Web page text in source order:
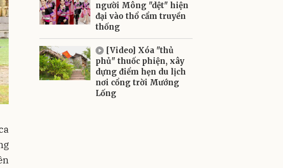
người Mông "dệt" hiện
đại vào thổ cẩm truyền
thống
[Video] Xóa "thủ
phủ" thuốc phiện, xây
dựng điểm hẹn du lịch
nơi cổng trời Mướng
Lống